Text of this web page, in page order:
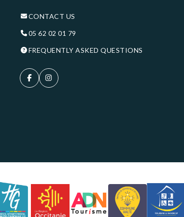
CONTACT US
05 62 02 01 79
FREQUENTLY ASKED QUESTIONS